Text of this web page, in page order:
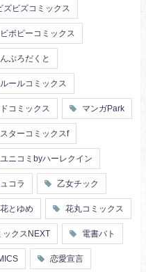
ズビズコミックス
ビボピーコミックス
ぷろだくと
ールコミックス
コミックス マンガPark
ターコミックスf
ユニコミbyハーレクイン
コラ 乙女チック
花とゆめ 花丸コミックス
ックスNEXT 電書バト
恋愛宣言